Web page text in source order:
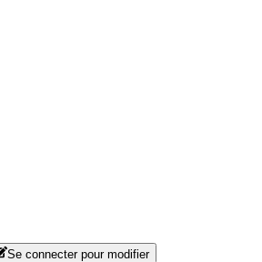
Se connecter pour modifier